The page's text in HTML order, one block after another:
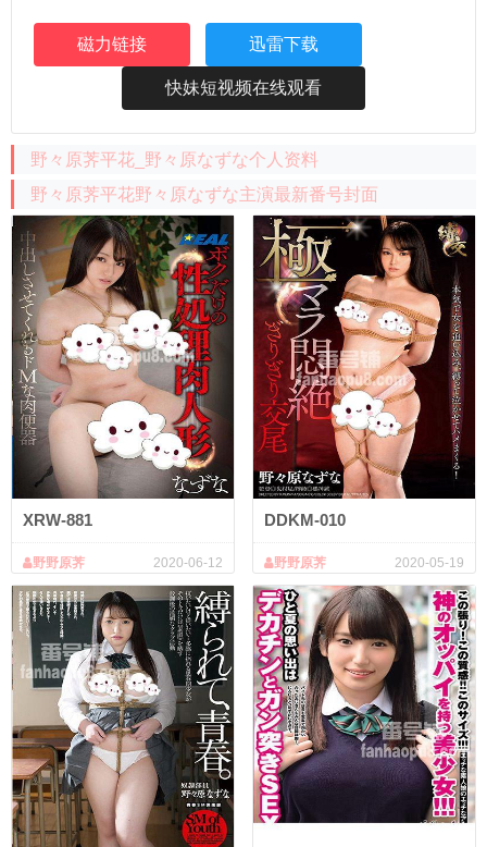
磁力链接 迅雷下载
快妹短视频在线观看
野々原荠平花_野々原なずな个人资料
野々原荠平花野々原なずな主演最新番号封面
XRW-881
2020-06-12
野野原荠
DDKM-010
2020-05-19
野野原荠